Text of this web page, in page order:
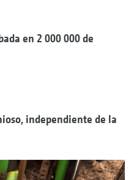
en 2 000 000 de
independiente de la